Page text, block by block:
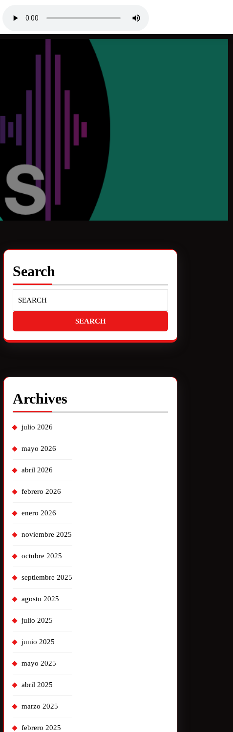
Search
Archives
julio 2026
mayo 2026
abril 2026
febrero 2026
enero 2026
noviembre 2025
octubre 2025
septiembre 2025
agosto 2025
julio 2025
junio 2025
mayo 2025
abril 2025
marzo 2025
febrero 2025